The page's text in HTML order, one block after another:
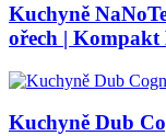
Kuchyně
ořech | Kompakt
Kuchyně Dub